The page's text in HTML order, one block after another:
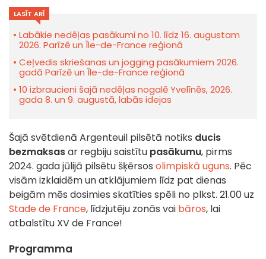
LASĪT ARĪ
Labākie nedēļas pasākumi no 10. līdz 16. augustam
2026. Parīzē un Île-de-France reģionā
Ceļvedis skriešanas un jogging pasākumiem 2026.
gadā Parīzē un Île-de-France reģionā
10 izbraucieni šajā nedēļas nogalē Yvelīnēs, 2026.
gada 8. un 9. augustā, labās idejas
Šajā svētdienā Argenteuil pilsētā notiks ducis
bezmaksasar regbiju saistītu pasākumu, pirms
2024. gada jūlijā pilsētu šķērsos olimpiskā uguns. Pēc
visām izklaidēm un atklājumiem līdz pat dienas
beigām mēs dosimies skatīties spēli no plkst. 21.00 uz
Stade de France, līdzjutēju zonās vai bāros, lai
atbalstītu XV de France!
Programma